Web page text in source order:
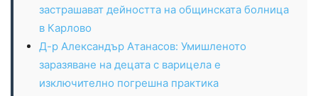
застрашават дейността на общинската болница
в Карлово
Д-р Александър Атанасов: Умишленото
заразяване на децата с варицела е
изключително погрешна практика